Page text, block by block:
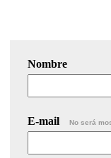
Nombre
E-mail No será